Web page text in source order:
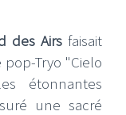
des Airsfaisait
Tryo "Cielo
étonnantes
une sacré